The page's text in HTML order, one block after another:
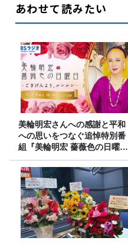
あわせて読みたい
美輪明宏さんへの感謝と平和
への思いをつなぐ追悼特別番
組『美輪明宏 薔薇色の日曜日
～ごきげんよう、ルンルン
～』8/9（日）16時放送